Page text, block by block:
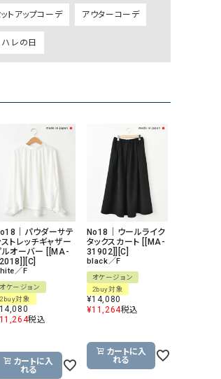
チマブ) Johnbull（ジョンブル）
）
トライブ）
ダス） Lallia Mu（ラリア ムー）
ァルト） mizuiro ind（ミズイロ イン
ンパサンド） MICALLE MICALLE（ミカ
ンティークス）
NATURAL LAUNDRY（ナチ
リー）
ィション）
ORDINARY FITS（オーディ
ツ）
ルーウィロー） Osmosis（オズモシス）
ルーウィロー）
キューブシュガー） PUMA（プーマ）
STAR（コンバースオー
Risley（リズレー）
トアップコーデ アウターコーデ
ハレの日
｜パウダーサテ
トレッチギャザー
ルオーバー [[MA-
／F
オケージョン
2buy対象
14,080
11,264税込
カートに入
れる
No18｜ウールライク
タックスカート [[MA-
31902]][C]
black／F
オケージョン
2buy対象
¥14,080
¥11,264税込
カートに入
れる